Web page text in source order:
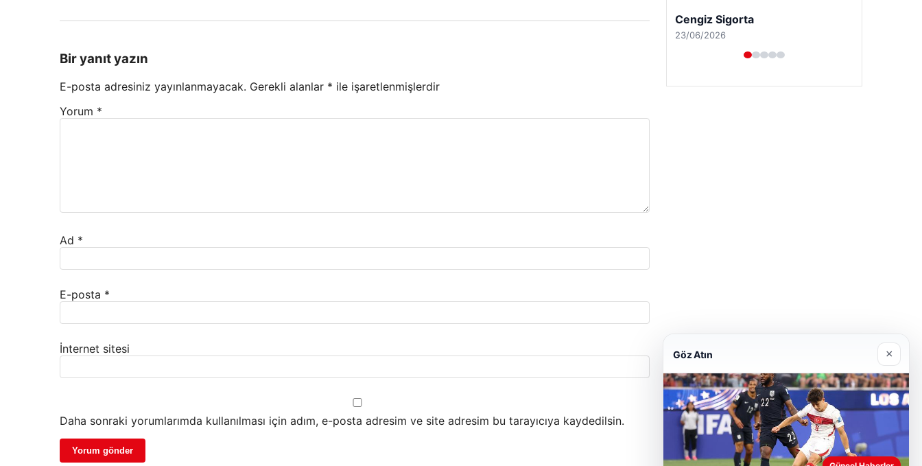
Bir yanıt yazın
E-posta adresiniz yayınlanmayacak. Gerekli alanlar * ile işaretlenmişlerdir
Yorum *
Ad *
E-posta *
İnternet sitesi
Daha sonraki yorumlarımda kullanılması için adım, e-posta adresim ve site adresim bu tarayıcıya kaydedilsin.
Hastaş Beton
26/05/2026
Göz Atın ×